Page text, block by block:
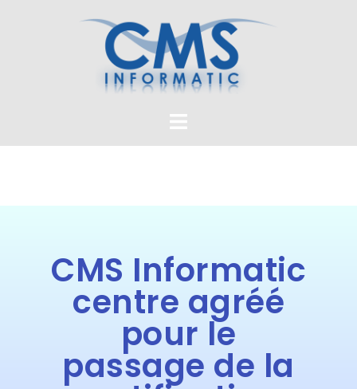
CMS Informatic
centre agréé
pour le
passage de la